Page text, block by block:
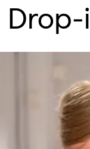
Drop-